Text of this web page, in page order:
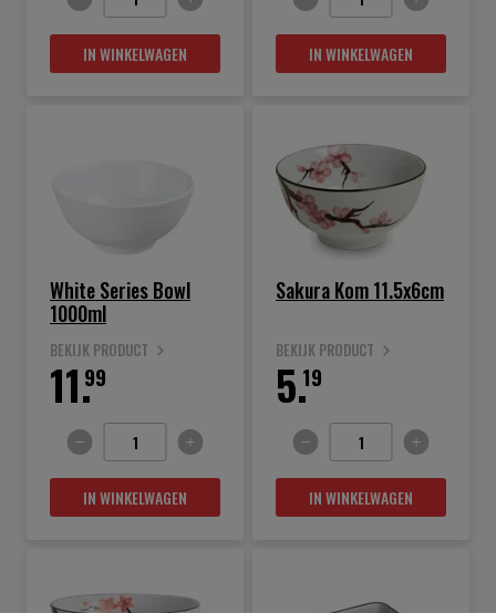
IN WINKELWAGEN IN WINKELWAGEN
White Series Bowl
1000ml
BEKIJK PRODUCT
99
11.
IN WINKELWAGEN
Sakura Kom 11.5x6cm
BEKIJK PRODUCT
19
5.
IN WINKELWAGEN